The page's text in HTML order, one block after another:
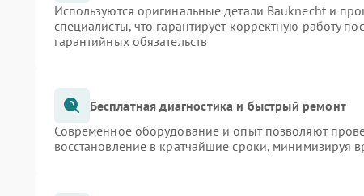
Используются оригинальные детали Bauknecht и
специалисты, что гарантирует корректную работу
гарантийных обязательств
Бесплатная диагностика и быстрый ремонт
Современное оборудование и опыт позволяют
восстановление в кратчайшие сроки, минимизируя